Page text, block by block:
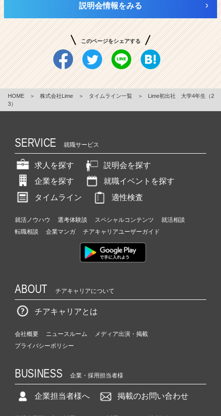
説明会情報をみる
このページをシェアする
HOME ＞ 株式会社Lime ＞ タイムライン一覧 ＞
Lime初出社 大学4年生（2
3）
SERVICE 就職サービス
求人を探す
説明会を探す
企業を探す
就職イベントを探す
タイムライン
適性検査
就活ノウハウ 選考体験談 スペシャルコンテンツ
就活相談
転職相談
企業マンガ チアキャリアユーザーガイド
ABOUT チアキャリアについて
チアキャリアとは
会社概要 ニュースルーム
メディア出演・掲載
プライバシーポリシー
BUSINESS 企業・採用担当者様
企業担当者様へ 掲載のお問い合わせ